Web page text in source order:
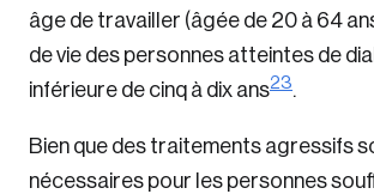
âge de travailler (âgée de 20 à 64
de vie des personnes atteintes de
inférieure de cinq à dix ans23.
Bien que des traitements agressifs
nécessaires pour les personnes